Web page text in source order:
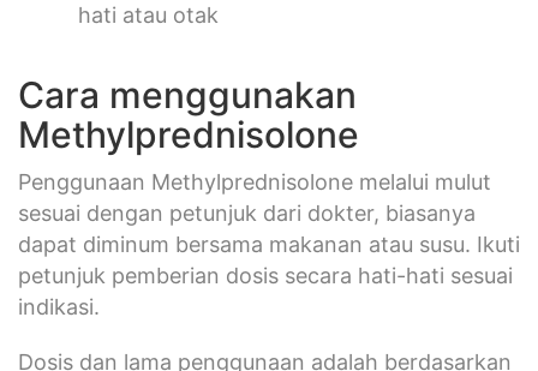
hati atau otak
Cara menggunakan
Methylprednisolone
Penggunaan Methylprednisolone melalui mulut
sesuai dengan petunjuk dari dokter, biasanya
dapat diminum bersama makanan atau susu. Ikuti
petunjuk pemberian dosis secara hati-hati sesuai
indikasi.
Dosis dan lama penggunaan adalah berdasarkan